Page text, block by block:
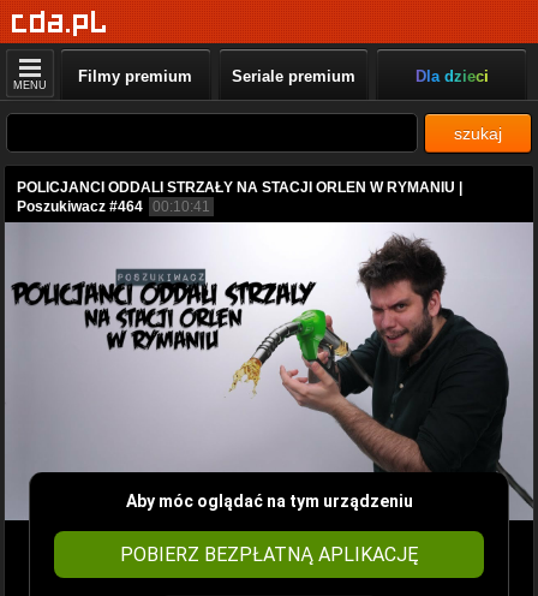
MENU Filmy premium Seriale premium Dla dzieci
szukaj
POLICJANCI ODDALI STRZAŁY NA STACJI ORLEN W RYMANIU |
Poszukiwacz #464 00:10:41
Aby móc oglądać na tym urządzeniu
POBIERZ BEZPŁATNĄ APLIKACJĘ